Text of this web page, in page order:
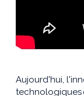
Aujourd'hui,
technologiques